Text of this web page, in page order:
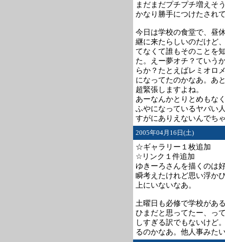
まだまだプチプチ増えそ
かなり勝手につけたされ
今日は学校の食堂で、昼
継に来たらしいのだけど
てなくて誰もそのことを
た。えー夢オチ？ていう
らか？たとえばレミオロ
になってたのかなあ。あ
超緊張しますよね。
あーなんかとりとめもな
ふやになっているヤバい
すがにありえないんでち
2005年04月16日(土)
☆ギャラリー１枚追加
☆リンク１件追加
ゆきーろさんを描くのは
瞬考えたけれど思い浮か
上にいないなあ。
土曜日も必修で学校があ
ひまだと思ってたー、っ
しすぎる訳でもないけど
るのかなあ。他人事みた